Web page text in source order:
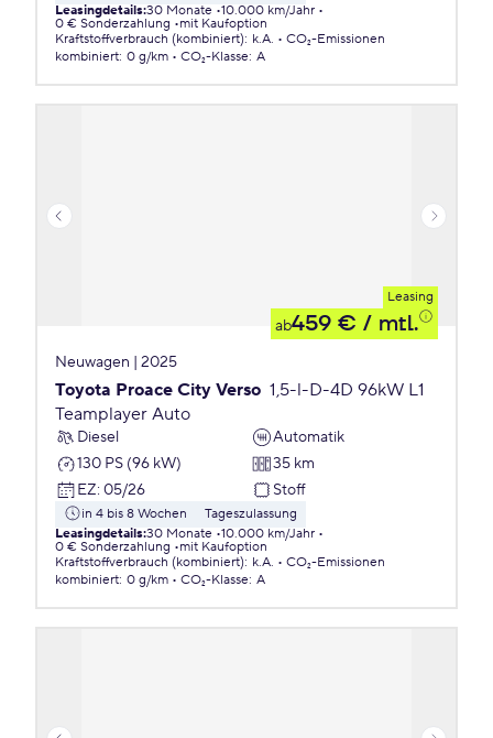
Leasingdetails:30 Monate 10.000 km/Jahr
0 € Sonderzahlung
mit Kaufoption
Kraftstoffverbrauch (kombiniert): k.A.
CO₂-Emissionen
kombiniert: 0 g/km CO₂-Klasse: A
Leasing
ab459 € / mtl.
Neuwagen | 2025
Toyota Proace City Verso 1,5-l-D-4D 96kW L1
Teamplayer Auto
Diesel
Automatik
130 PS (96 kW)
35 km
EZ: 05/26 Stoff
in 4 bis 8 Wochen
Tageszulassung
Leasingdetails:30 Monate 10.000 km/Jahr
0 € Sonderzahlung
mit Kaufoption
Kraftstoffverbrauch (kombiniert): k.A.
CO₂-Emissionen
kombiniert: 0 g/km CO₂-Klasse: A